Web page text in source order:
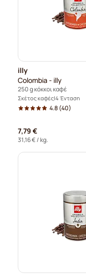
illy
Colombia - illy
250 g κόκκοι καφέ
Σκέτος καφές 4 Ένταση
4.8(40)
7,79 €
31,16 €/ kg.